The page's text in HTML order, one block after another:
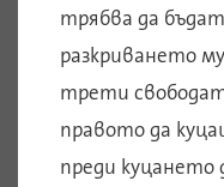
трябва да
разкриването му
трети
правото да
преди куцането